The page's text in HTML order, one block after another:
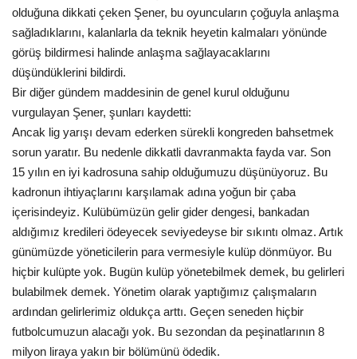
Tekno Bilim
Ekonomi
Siyaset
Galeriler
Yaşam
Künye
Sağlık
İletişim
Kültür Sanat
olduğuna dikkati çeken Şener, bu oyuncuların çoğuyla anlaşma
sağladıklarını, kalanlarla da teknik heyetin kalmaları yönünde
görüş bildirmesi halinde anlaşma sağlayacaklarını
düşündüklerini bildirdi.
Bir diğer gündem maddesinin de genel kurul olduğunu
vurgulayan Şener, şunları kaydetti:
Ancak lig yarışı devam ederken sürekli kongreden bahsetmek
sorun yaratır. Bu nedenle dikkatli davranmakta fayda var. Son
15 yılın en iyi kadrosuna sahip olduğumuzu düşünüyoruz. Bu
kadronun ihtiyaçlarını karşılamak adına yoğun bir çaba
içerisindeyiz. Kulübümüzün gelir gider dengesi, bankadan
aldığımız kredileri ödeyecek seviyedeyse bir sıkıntı olmaz. Artık
günümüzde yöneticilerin para vermesiyle kulüp dönmüyor. Bu
hiçbir kulüpte yok. Bugün kulüp yönetebilmek demek, bu gelirleri
bulabilmek demek. Yönetim olarak yaptığımız çalışmaların
ardından gelirlerimiz oldukça arttı. Geçen seneden hiçbir
futbolcumuzun alacağı yok. Bu sezondan da peşinatlarının 8
milyon liraya yakın bir bölümünü ödedik.